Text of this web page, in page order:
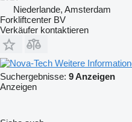
Niederlande, Amsterdam
Forkliftcenter BV
Verkäufer kontaktieren
Weitere
Suchergebnisse: 9 Anzeigen
Anzeigen